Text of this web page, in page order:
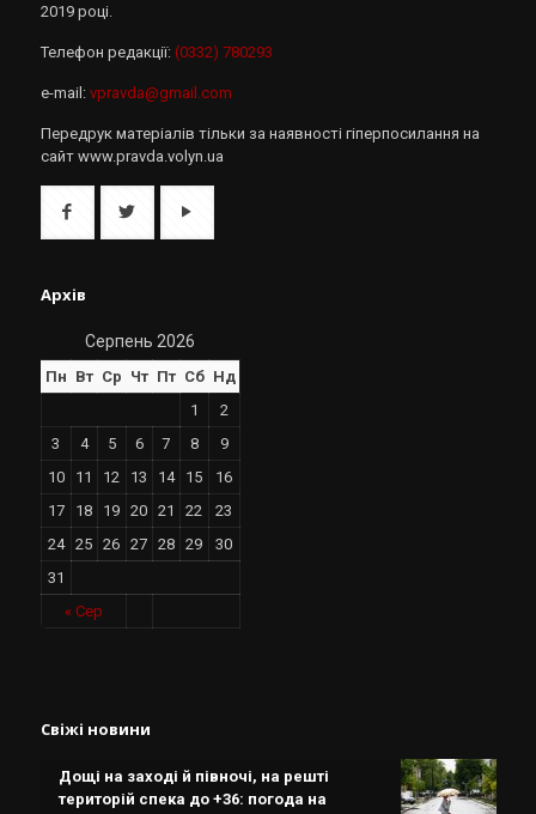
2019 році.
Телефон редакції: (0332) 780293
e-mail: vpravda@gmail.com
Передрук матеріалів тільки за наявності гіперпосилання на
сайт www.pravda.volyn.ua
Архів
Серпень 2026
Пн Вт Ср Чт Пт Сб Нд
« Сер
1
2
3
4 5 6 7 8
9
10
11 12 13 14 15
16
17
18 19 20 21 22
23
24
25 26 27 28 29
30
31
Свіжі новини
Дощі на заході й півночі, на решті
територій спека до +36: погода на